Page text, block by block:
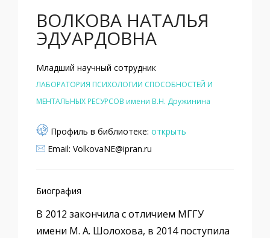
ВОЛКОВА НАТАЛЬЯ
ЭДУАРДОВНА
Младший научный сотрудник
ЛАБОРАТОРИЯ ПСИХОЛОГИИ СПОСОБНОСТЕЙ И
МЕНТАЛЬНЫХ РЕСУРСОВ имени В.Н. Дружинина
Профиль в библиотеке: открыть
Email: VolkovaNE@ipran.ru
Биография
В 2012 закончила с отличием МГГУ
имени М. А. Шолохова, в 2014 поступила